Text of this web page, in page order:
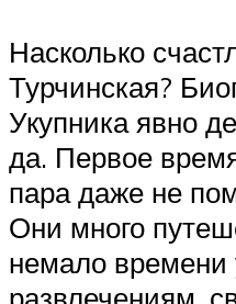
Насколько
Турчинская?
Укупника явно
да. Первое
пара даже не
Они много
немало времени